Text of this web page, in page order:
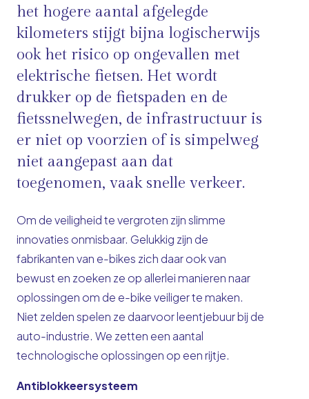
het hogere aantal afgelegde
kilometers stijgt bijna logischerwijs
ook het risico op ongevallen met
elektrische fietsen. Het wordt
drukker op de fietspaden en de
fietssnelwegen, de infrastructuur is
er niet op voorzien of is simpelweg
niet aangepast aan dat
toegenomen, vaak snelle verkeer.
Om de veiligheid te vergroten zijn slimme
innovaties onmisbaar. Gelukkig zijn de
fabrikanten van e-bikes zich daar ook van
bewust en zoeken ze op allerlei manieren naar
oplossingen om de e-bike veiliger te maken.
Niet zelden spelen ze daarvoor leentjebuur bij de
auto-industrie. We zetten een aantal
technologische oplossingen op een rijtje.
Antiblokkeersysteem